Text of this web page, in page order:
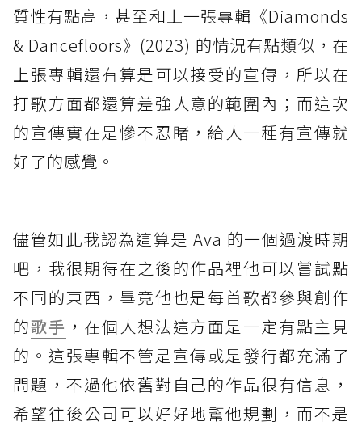
質性有點高，甚至和上一張專輯《Diamonds
& Dancefloors》(2023) 的情況有點類似，在
上張專輯還有算是可以接受的宣傳，所以在
打歌方面都還算差強人意的範圍內；而這次
的宣傳實在是慘不忍睹，給人一種有宣傳就
好了的感覺。
儘管如此我認為這算是 Ava 的一個過渡時期
吧，我很期待在之後的作品裡他可以嘗試點
不同的東西，畢竟他也是每首歌都參與創作
的歌手 ，在個人想法這方面是一定有點主見
的。這張專輯不管是宣傳或是發行都充滿了
問題，不過他依舊對自己的作品很有信息，
希望往後公司可以好好地幫他規劃，而不是